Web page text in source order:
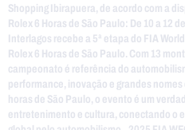
Shopping Ibirapuera, de acordo com a
Rolex 6 Horas de São Paulo: De 10 a 12
Interlagos recebe a 5ª etapa do FIA
Rolex 6 Horas de São Paulo. Com 13
campeonato é referência do
performance, inovação e grandes
horas de São Paulo, o evento é um
entretenimento e cultura, conectando o